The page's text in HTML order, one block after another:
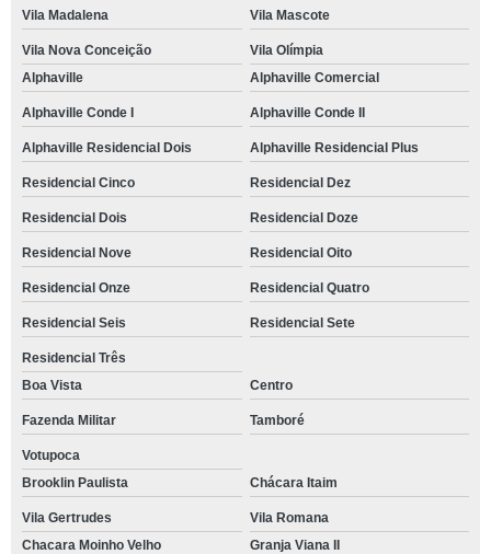
Vila Madalena Vila Mascote
Vila Nova Conceição
Vila Olímpia
Alphaville
Alphaville Comercial
Alphaville Conde I Alphaville Conde II
Alphaville Residencial Dois Alphaville Residencial Plus
Residencial Cinco Residencial Dez
Residencial Dois Residencial Doze
Residencial Nove Residencial Oito
Residencial Onze Residencial Quatro
Residencial Seis Residencial Sete
Residencial Três
Boa Vista
Centro
Fazenda Militar Tamboré
Votupoca
Brooklin Paulista
Chácara Itaim
Vila Gertrudes
Vila Romana
Chacara Moinho Velho
Granja Viana II